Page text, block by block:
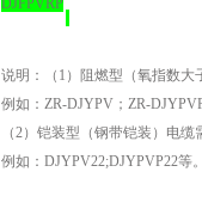
DJFPVRP
说明：（1）阻燃型（氧指数大
例如：ZR-DJYPV；ZR-
（2）铠装型（钢带铠装）电
例如：DJYPV22;DJYPVP22等